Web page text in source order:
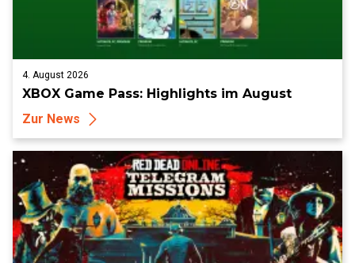
4. August 2026
XBOX Game Pass: Highlights im August
Zur News